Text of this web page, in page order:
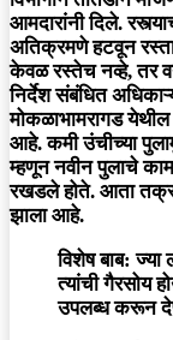
आमदारांनी दिले.
अतिक्रमणे हटवून रस्ता
केवळ रस्तेच नव्हे, तर
निर्देश संबंधित
मोकळाभामरागड येथील
आहे. कमी उंचीच्या
म्हणून नवीन पुलाचे
रखडले होते. आता
झाला आहे.
विशेष बाब:
त्यांची गैरसोय
उपलब्ध करून